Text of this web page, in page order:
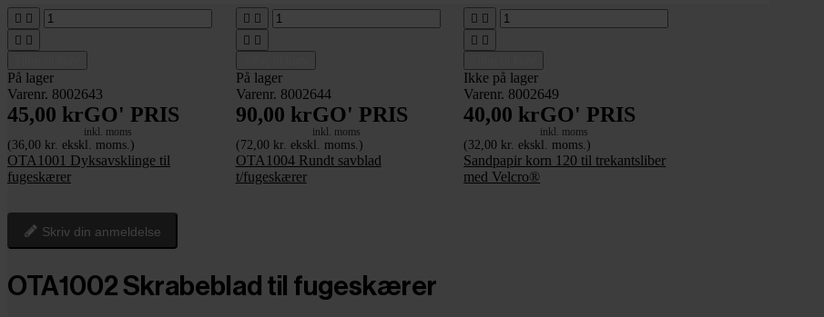
 
 
På lager
Varenr. 8002643
45,00 krGO' PRIS
inkl. moms
(36,00 kr. ekskl. moms.)
OTA1001 Dyksavsklinge til
fugeskærer
 
 
På lager
Varenr. 8002644
90,00 krGO' PRIS
inkl. moms
(72,00 kr. ekskl. moms.)
OTA1004 Rundt savblad
t/fugeskærer
 
 
Ikke på lager
Varenr. 8002649
40,00 krGO' PRIS
inkl. moms
(32,00 kr. ekskl. moms.)
Sandpapir korn 120 til trekantsliber
med Velcro®
Skriv din anmeldelse
OTA1002 Skrabeblad til fugeskærer